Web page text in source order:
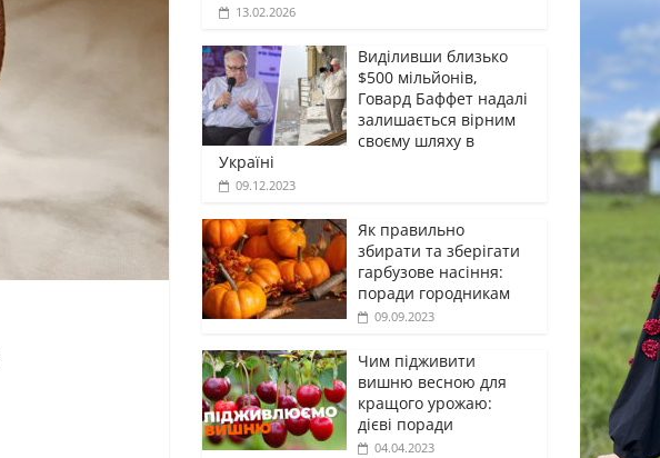
13.02.2026
Виділивши близько
$500 мільйонів,
Говард Баффет надалі
залишається вірним
своєму шляху в
Україні
09.12.2023
Як правильно
збирати та зберігати
гарбузове насіння:
поради городникам
09.09.2023
Чим підживити
вишню весною для
кращого урожаю:
дієві поради
04.04.2023